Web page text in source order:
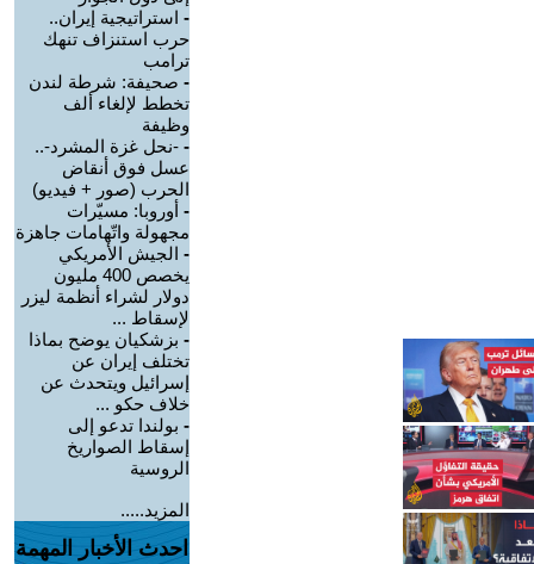
- استراتيجية إيران..
حرب استنزاف تنهك
ترامب
- صحيفة: شرطة لندن
تخطط لإلغاء ألف
وظيفة
- -نحل غزة المشرد-..
عسل فوق أنقاض
الحرب (صور + فيديو)
- أوروبا: مسيّرات
مجهولة واتّهامات جاهزة
- الجيش الأمريكي
يخصص 400 مليون
دولار لشراء أنظمة ليزر
لإسقاط ...
- بزشكيان يوضح بماذا
تختلف إيران عن
إسرائيل ويتحدث عن
خلاف حكو ...
- بولندا تدعو إلى
إسقاط الصواريخ
الروسية
المزيد.....
احدث الأخبار المهمة